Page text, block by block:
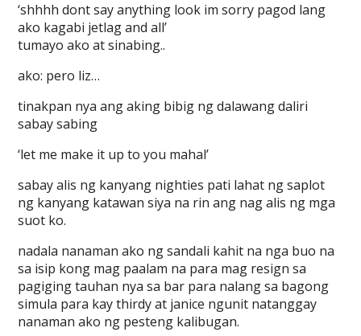
‘shhhh dont say anything look im sorry pagod lang
ako kagabi jetlag and all’
tumayo ako at sinabing..
ako: pero liz…
tinakpan nya ang aking bibig ng dalawang daliri
sabay sabing
‘let me make it up to you mahal’
sabay alis ng kanyang nighties pati lahat ng saplot
ng kanyang katawan siya na rin ang nag alis ng mga
suot ko.
nadala nanaman ako ng sandali kahit na nga buo na
sa isip kong mag paalam na para mag resign sa
pagiging tauhan nya sa bar para nalang sa bagong
simula para kay thirdy at janice ngunit natanggay
nanaman ako ng pesteng kalibugan.